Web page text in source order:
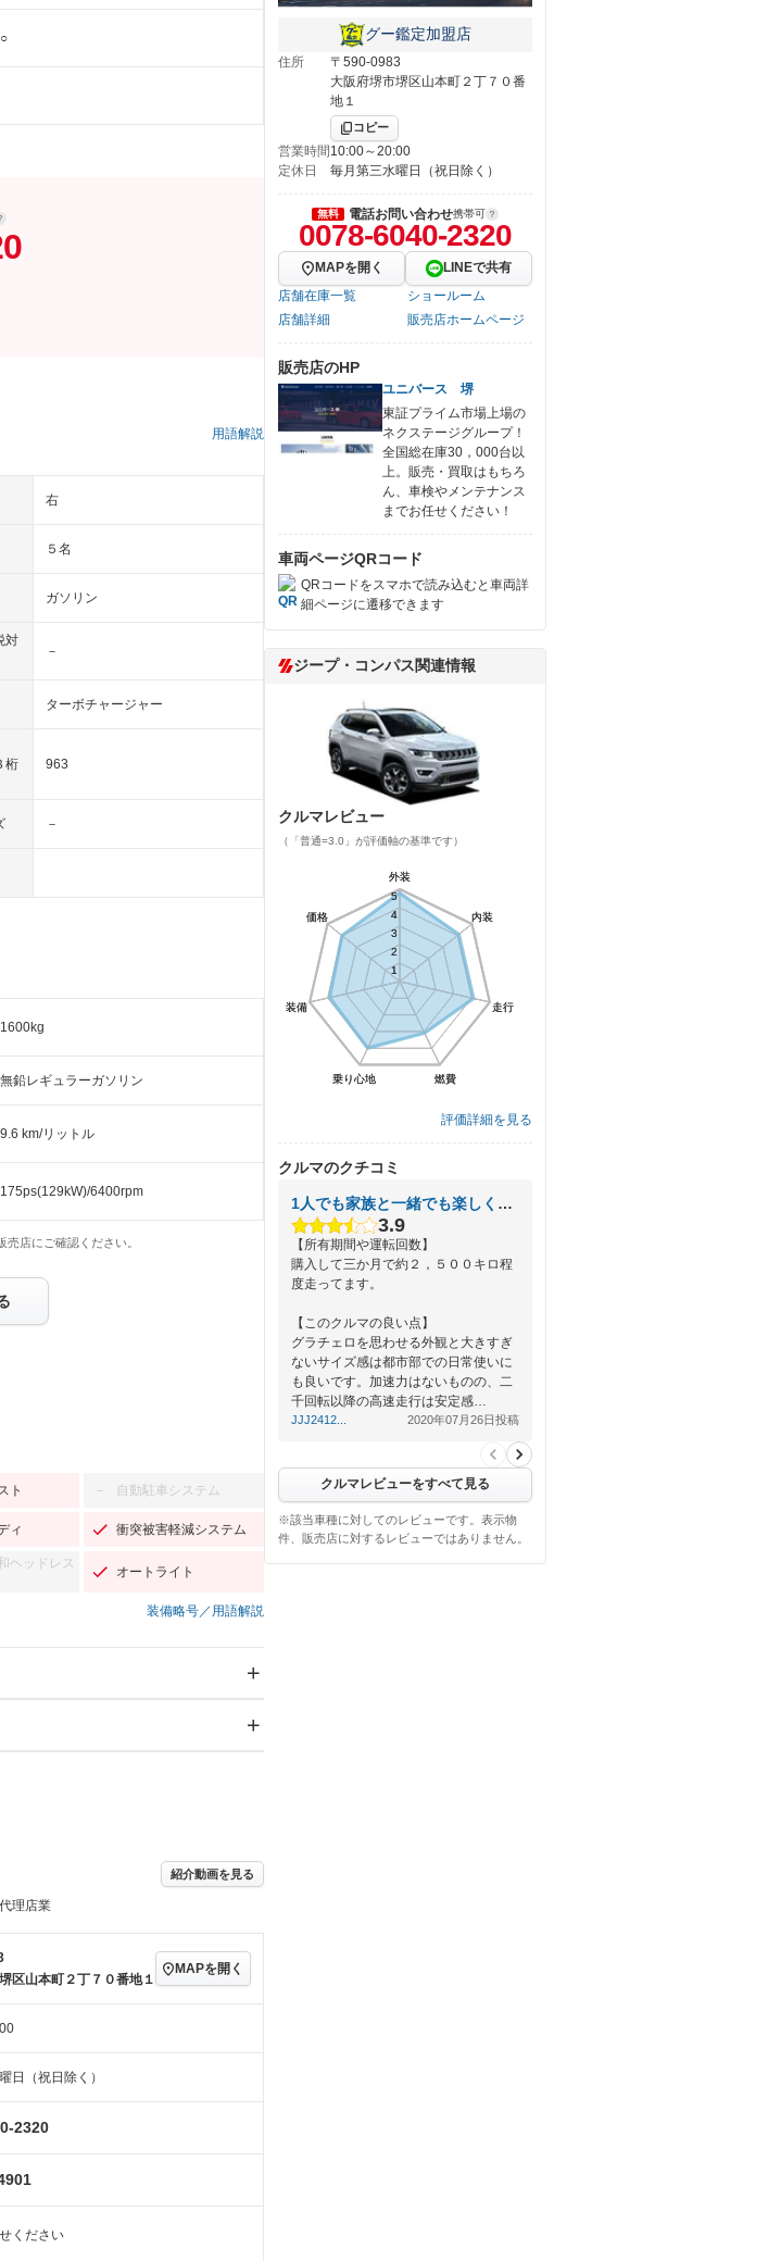
○
用語解説
右
５名
ガソリン
対
－
ターボチャージャー
桁 963
－
1600kg
無鉛レギュラーガソリン
9.6 km/リットル
175ps(129kW)/6400rpm
店にご確認ください。
ト － 自動駐車システム
ィ 衝突被害軽減システム
ヘッドレス
オートライト
装備略号／用語解説
センターデフロック
装備略号／用語解説
キーレス
ビ
ローダウン
ベンチシート
紹介動画を見る
理店業
区山本町２丁７０番地１
MAPを開く
日（祝日除く）
2320
ください
グー鑑定加盟店
住所
〒590-0983
大阪府堺市堺区山本町２丁７０番
地１
コピー
営業時間10:00～20:00
定休日
毎月第三水曜日（祝日除く）
無料 電話お問い合わせ携帯可
0078-6040-2320
MAPを開く
LINEで共有
店舗在庫一覧
ショールーム
店舗詳細
販売店ホームページ
販売店のHP
ユニバース 堺
東証プライム市場上場の
ネクステージグループ！
全国総在庫30，000台以
上。販売・買取はもちろ
ん、車検やメンテナンス
までお任せください！
車両ページQRコード
QRコードをスマホで読み込むと車両詳
細ページに遷移できます
ジープ・コンパス関連情報
クルマレビュー
（「普通=3.0」が評価軸の基準です）
外装
内装
走行
燃費
乗り心地
装備
価格
1
2
3
4
5
外装
内装
走行
燃費
乗り心地
装備
価格
1
2
3
4
5
評価詳細を見る
クルマのクチコミ
1人でも家族と一緒でも楽しく乗れる車。
3.9
【所有期間や運転回数】
購入して三か月で約２，５００キロ程
度走ってます。
【このクルマの良い点】
グラチェロを思わせる外観と大きすぎ
ないサイズ感は都市部での日常使いに
も良いです。加速力はないものの、二
千回転以降の高速走行は安定感…
JJJ2412... 2020年07月26日投稿
クルマレビューをすべて見る
※該当車種に対してのレビューです。表示物
件、販売店に対するレビューではありません。